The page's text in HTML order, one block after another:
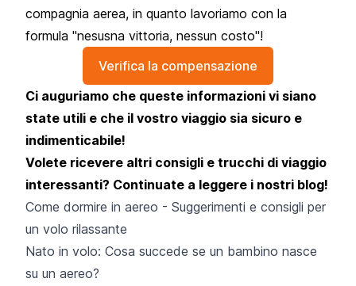
compagnia aerea, in quanto lavoriamo con la
formula "nesusna vittoria, nessun costo"!
Verifica la compensazione
Ci auguriamo che queste informazioni vi siano
state utili e che il vostro viaggio sia sicuro e
indimenticabile!
Volete ricevere altri consigli e trucchi di viaggio
interessanti? Continuate a leggere i nostri blog!
Come dormire in aereo - Suggerimenti e consigli per
un volo rilassante
Nato in volo: Cosa succede se un bambino nasce
su un aereo?